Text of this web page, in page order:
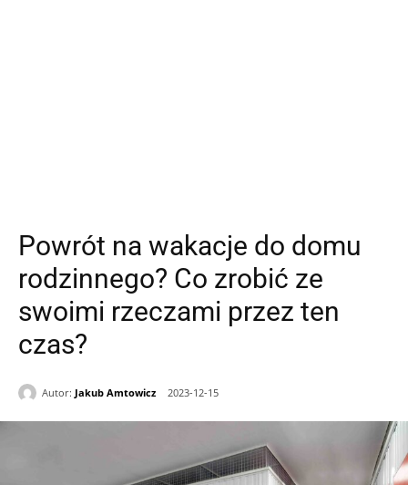
Powrót na wakacje do domu
rodzinnego? Co zrobić ze
swoimi rzeczami przez ten
czas?
Autor: Jakub Amtowicz 2023-12-15